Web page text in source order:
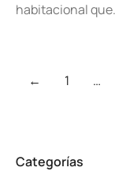
habitacional
← 1 …
Categorías